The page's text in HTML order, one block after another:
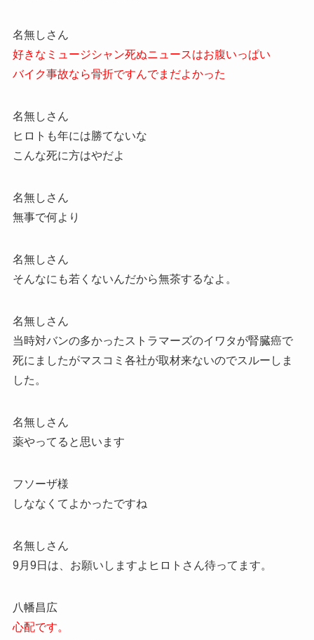
名無しさん
好きなミュージシャン死ぬニュースはお腹いっぱい
バイク事故なら骨折ですんでまだよかった
名無しさん
ヒロトも年には勝てないな
こんな死に方はやだよ
名無しさん
無事で何より
名無しさん
そんなにも若くないんだから無茶するなよ。
名無しさん
当時対バンの多かったストラマーズのイワタが腎臓癌で
死にましたがマスコミ各社が取材来ないのでスルーしま
した。
名無しさん
薬やってると思います
フソーザ様
しななくてよかったですね
名無しさん
9月9日は、お願いしますよヒロトさん待ってます。
八幡昌広
心配です。